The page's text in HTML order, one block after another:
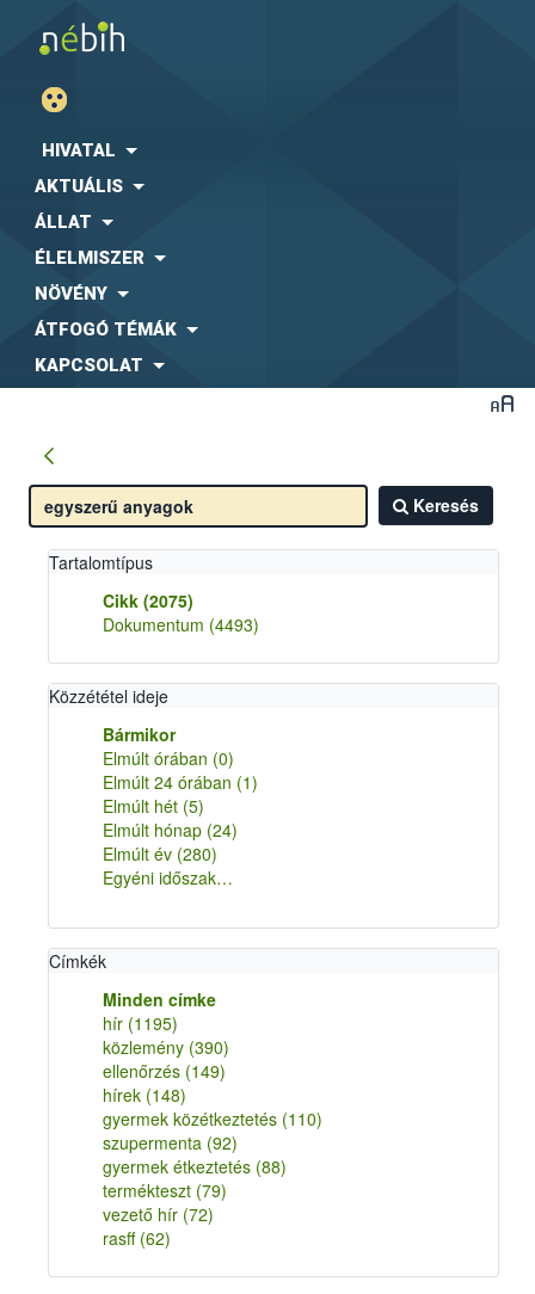
HIVATAL
AKTUÁLIS
ÁLLAT
ÉLELMISZER
NÖVÉNY
ÁTFOGÓ TÉMÁK
KAPCSOLAT
Keresés
Tartalomtípus
Cikk (2075)
Dokumentum (4493)
Közzététel ideje
Bármikor
Elmúlt órában (0)
Elmúlt 24 órában (1)
Elmúlt hét (5)
Elmúlt hónap (24)
Elmúlt év (280)
Egyéni időszak…
Címkék
Minden címke
hír (1195)
közlemény (390)
ellenőrzés (149)
hírek (148)
gyermek közétkeztetés (110)
szupermenta (92)
gyermek étkeztetés (88)
termékteszt (79)
vezető hír (72)
rasff (62)